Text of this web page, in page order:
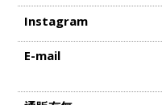
Instagram
E-mail